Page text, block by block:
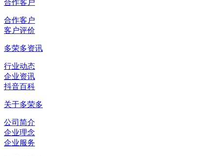
合作客户
合作客户
客户评价
多荣多资讯
行业动态
企业资讯
抖音百科
关于多荣多
公司简介
企业理念
企业服务